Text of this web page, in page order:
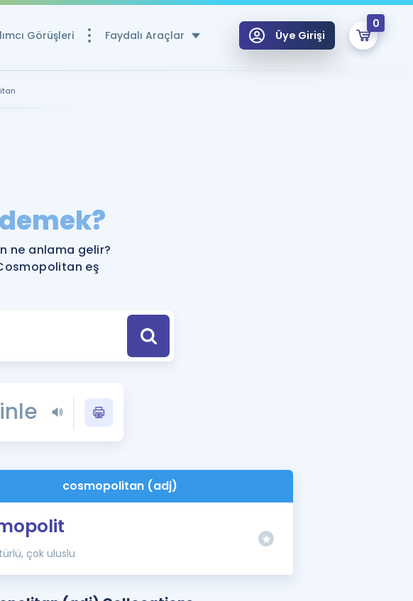
Görüşleri Faydalı Araçlar
Ücretsiz Kaynaklar
YDS ve YÖKDİL Puan Hesaplama Aracı
YDS ve YÖKDİL'e Hazırlananlar için Öneriler
Eğitim ve Kitaplara Özel Fırsatlar
YDS - YÖKDİL Tüm Sınavlarla İlgili Haberler
İngilizce Gramer
İngilizce Gramer ve Konu Anlatımı
Üye Girişi
0
Remzi Hoca ile seni sınava hazırlayacak onlarca eğitim seni bekliyor!
ne anlama gelir?
eş
cosmopolitan (adj)
çok uluslu